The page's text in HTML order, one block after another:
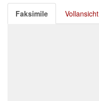
Faksimile Vollansicht